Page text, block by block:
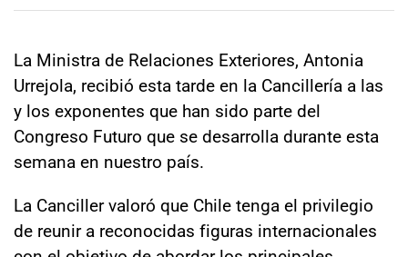
La Ministra de Relaciones Exteriores, Antonia
Urrejola, recibió esta tarde en la Cancillería a las
y los exponentes que han sido parte del
Congreso Futuro que se desarrolla durante esta
semana en nuestro país.
La Canciller valoró que Chile tenga el privilegio
de reunir a reconocidas figuras internacionales